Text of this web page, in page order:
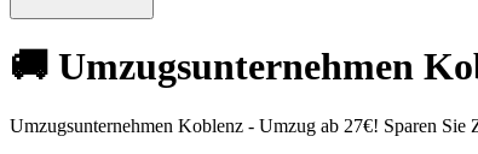
🚚 Umzugsunternehmen
Umzugsunternehmen Koblenz - Umzug ab 27€! Sparen Sie